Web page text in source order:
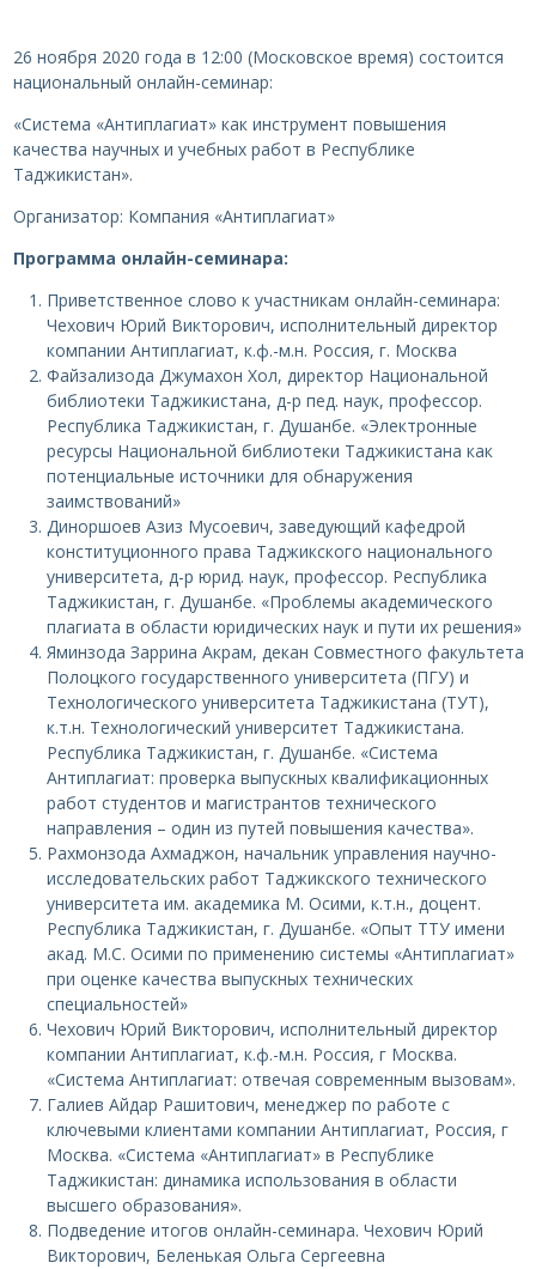
26 ноября 2020 года в 12:00 (Московское время) состоится
национальный онлайн-семинар:
«Система «Антиплагиат» как инструмент повышения
качества научных и учебных работ в Республике
Таджикистан».
Организатор: Компания «Антиплагиат»
Программа онлайн-семинара:
Приветственное слово к участникам онлайн-семинара:
Чехович Юрий Викторович, исполнительный директор
компании Антиплагиат, к.ф.-м.н. Россия, г. Москва
Файзализода Джумахон Хол, директор Национальной
библиотеки Таджикистана, д-р пед. наук, профессор.
Республика Таджикистан, г. Душанбе. «Электронные
ресурсы Национальной библиотеки Таджикистана как
потенциальные источники для обнаружения
заимствований»
Диноршоев Азиз Мусоевич, заведующий кафедрой
конституционного права Таджикского национального
университета, д-р юрид. наук, профессор. Республика
Таджикистан, г. Душанбе. «Проблемы академического
плагиата в области юридических наук и пути их решения»
Яминзода Заррина Акрам, декан Совместного факультета
Полоцкого государственного университета (ПГУ) и
Технологического университета Таджикистана (ТУТ),
к.т.н. Технологический университет Таджикистана.
Республика Таджикистан, г. Душанбе. «Система
Антиплагиат: проверка выпускных квалификационных
работ студентов и магистрантов технического
направления – один из путей повышения качества».
Рахмонзода Ахмаджон, начальник управления научно-
исследовательских работ Таджикского технического
университета им. академика М. Осими, к.т.н., доцент.
Республика Таджикистан, г. Душанбе. «Опыт ТТУ имени
акад. М.С. Осими по применению системы «Антиплагиат»
при оценке качества выпускных технических
специальностей»
Чехович Юрий Викторович, исполнительный директор
компании Антиплагиат, к.ф.-м.н. Россия, г Москва.
«Система Антиплагиат: отвечая современным вызовам».
Галиев Айдар Рашитович, менеджер по работе с
ключевыми клиентами компании Антиплагиат, Россия, г
Москва. «Система «Антиплагиат» в Республике
Таджикистан: динамика использования в области
высшего образования».
Подведение итогов онлайн-семинара. Чехович Юрий
Викторович, Беленькая Ольга Сергеевна